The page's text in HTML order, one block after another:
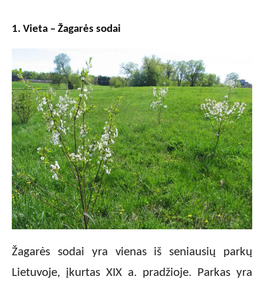
1. Vieta – Žagarės sodai
Žagarės sodai yra vienas iš seniausių parkų
Lietuvoje, įkurtas XIX a. pradžioje. Parkas yra